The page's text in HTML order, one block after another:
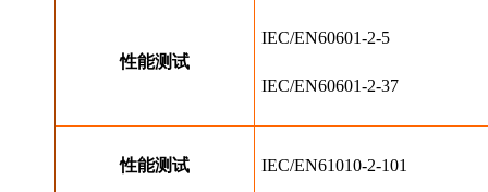
性能测试
IEC/EN60601-2-5
IEC/EN60601-2-37
性能测试 IEC/EN61010-2-101